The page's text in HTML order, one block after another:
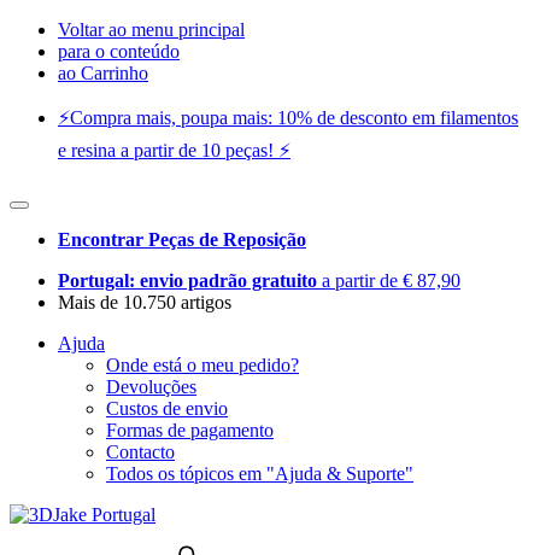
Voltar ao menu principal
para o conteúdo
ao Carrinho
⚡️Compra mais, poupa mais: 10% de desconto em filamentos
e resina a partir de 10 peças! ⚡️
Encontrar Peças de Reposição
Portugal: envio padrão gratuito a partir de € 87,90
Mais de 10.750 artigos
Ajuda
Onde está o meu pedido?
Devoluções
Custos de envio
Formas de pagamento
Contacto
Todos os tópicos em "Ajuda & Suporte"